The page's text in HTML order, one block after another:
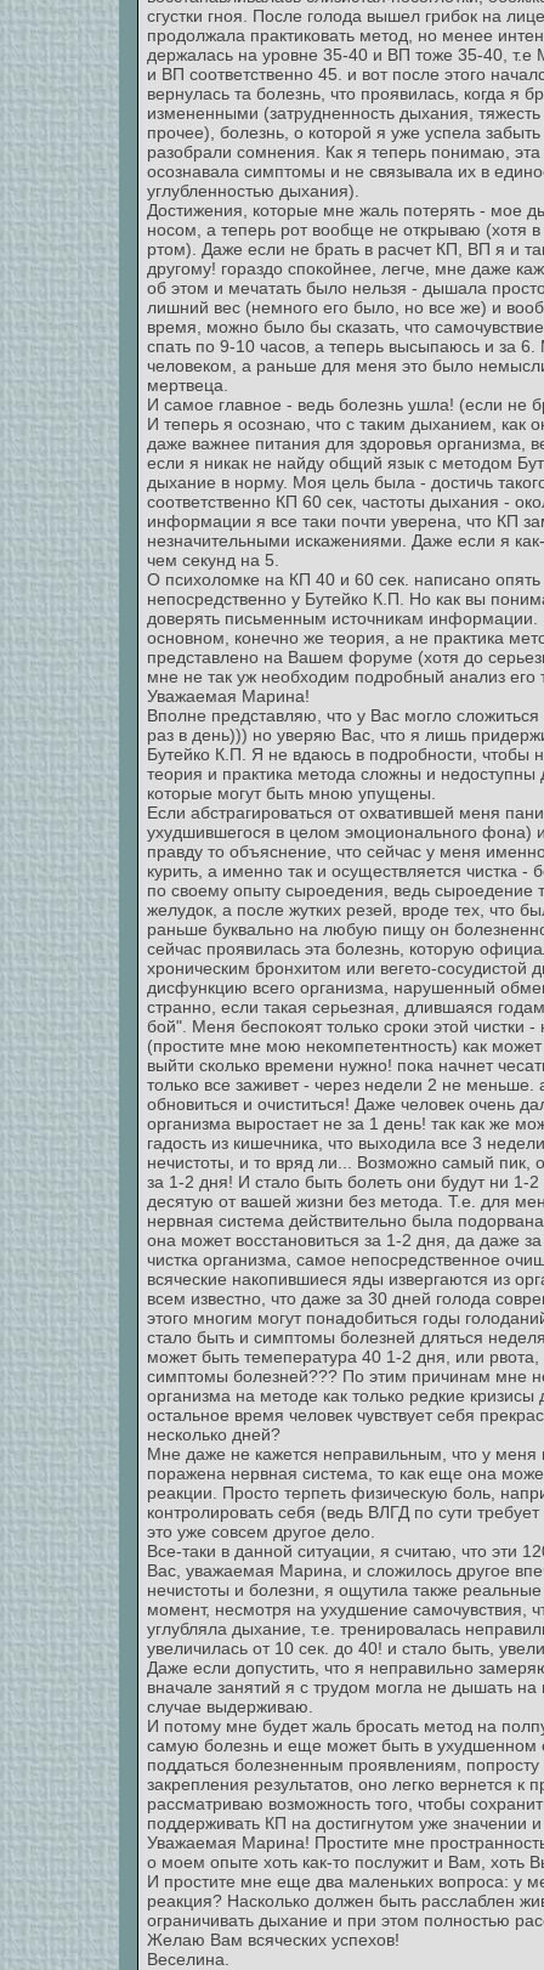
сгустки гноя. После голода вышел грибок на
продолжала практиковать метод, но менее
держалась на уровне 35-40 и ВП тоже 35-40,
и ВП соответственно 45. и вот после этого
вернулась та болезнь, что проявилась, когда я
измененными (затрудненность дыхания,
прочее), болезнь, о которой я уже успела
разобрали сомнения. Как я теперь понимаю,
осознавала симптомы и не связывала их в
углубленностью дыхания).
Достижения, которые мне жаль потерять - мое
носом, а теперь рот вообще не открываю (хотя
ртом). Даже если не брать в расчет КП, ВП я и
другому! гораздо спокойнее, легче, мне даже
об этом и мечатать было нельзя - дышала
лишний вес (немного его было, но все же) и
время, можно было бы сказать, что
спать по 9-10 часов, а теперь высыпаюсь и за 6.
человеком, а раньше для меня это было
мертвеца.
И самое главное - ведь болезнь ушла! (если не
И теперь я осознаю, что с таким дыханием, как
даже важнее питания для здоровья организма,
если я никак не найду общий язык с методом
дыхание в норму. Моя цель была - достичь
соответственно КП 60 сек, частоты дыхания -
информации я все таки почти уверена, что КП
незначительными искажениями. Даже если я
чем секунд на 5.
О психоломке на КП 40 и 60 сек. написано
непосредственно у Бутейко К.П. Но как вы
доверять письменным источникам информации.
основном, конечно же теория, а не практика
представлено на Вашем форуме (хотя до
мне не так уж необходим подробный анализ
Уважаемая Марина!
Вполне представляю, что у Вас могло
раз в день))) но уверяю Вас, что я лишь
Бутейко К.П. Я не вдаюсь в подробности,
теория и практика метода сложны и
которые могут быть мною упущены.
Если абстрагироваться от охватившей меня
ухудшившегося в целом эмоционального фона)
правду то объяснение, что сейчас у меня
курить, а именно так и осуществляется чистка
по своему опыту сыроедения, ведь
желудок, а после жутких резей, вроде тех, что
раньше буквально на любую пищу он
сейчас проявилась эта болезнь, которую
хроническим бронхитом или вегето-
дисфункцию всего организма, нарушенный
странно, если такая серьезная, длившаяся
бой". Меня беспокоят только сроки этой чистки
(простите мне мою некомпетентность) как
выйти сколько времени нужно! пока начнет
только все заживет - через недели 2 не меньше.
обновиться и очиститься! Даже человек очень
организма выростает не за 1 день! так как же
гадость из кишечника, что выходила все 3
нечистоты, и то вряд ли... Возможно самый пик,
за 1-2 дня! И стало быть болеть они будут ни
десятую от вашей жизни без метода. Т.е. для
нервная система действительно была
она может восстановиться за 1-2 дня, да даже
чистка организма, самое непосредственное
всяческие накопившиеся яды извергаются из
всем известно, что даже за 30 дней голода
этого многим могут понадобиться годы
стало быть и симптомы болезней дляться
может быть темепература 40 1-2 дня, или
симптомы болезней??? По этим причинам мне
организма на методе как только редкие
остальное время человек чувствует себя
несколько дней?
Мне даже не кажется неправильным, что у меня
поражена нервная система, то как еще она
реакции. Просто терпеть физическую боль,
контролировать себя (ведь ВЛГД по сути
это уже совсем другое дело.
Все-таки в данной ситуации, я считаю, что эти
Вас, уважаемая Марина, и сложилось другое
нечистоты и болезни, я ощутила также
момент, несмотря на ухудшение самочувствия,
углубляла дыхание, т.е. тренировалась
увеличилась от 10 сек. до 40! и стало быть,
Даже если допустить, что я неправильно
вначале занятий я с трудом могла не дышать
случае выдерживаю.
И потому мне будет жаль бросать метод на
самую болезнь и еще может быть в ухудшенном
поддаться болезненным проявлениям, попросту
закрепления результатов, оно легко вернется
рассматриваю возможность того, чтобы
поддерживать КП на достигнутом уже значении
Уважаемая Марина! Простите мне
о моем опыте хоть как-то послужит и Вам, хоть
И простите мне еще два маленьких вопроса: у
реакция? Насколько должен быть расслаблен
ограничивать дыхание и при этом полностью
Желаю Вам всяческих успехов!
Веселина.